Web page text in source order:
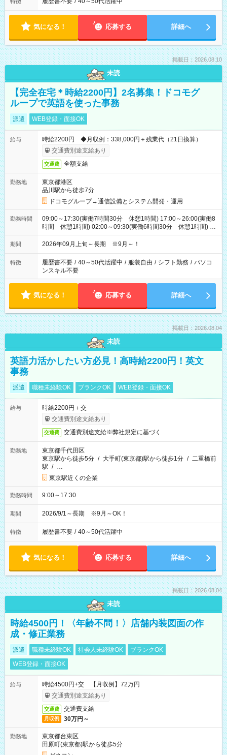
気になる！ 応募する 詳細へ
掲載日：2026.08.10
未読
【完全在宅＊時給2200円】2名募集！ドコモグ
ループで英語を使った事務
派遣 WEB登録・面接OK
給与
時給2200円 ◆月収例：338,000円＋残業代（21日換算）
交通費別途支給あり
交通費 全額支給
勤務地
東京都港区
品川駅から徒歩7分
ドコモグループ→通信設備とシステム開発・運用
勤務時間
09:00～17:30(実働7時間30分 休憩1時間) 17:00～26:00(実働8
時間 休憩1時間) 02:00～09:30(実働6時間30分 休憩1時間) ※
日勤は就業時間1/夜勤は就業時間2.3を連続で行って頂きます
期間 2026年09月上旬～長期 ※9月～！
特徴 履歴書不要 / 40～50代活躍中 / 服装自由 / シフト勤務 / パソコ
ンスキル不要
気になる！ 応募する 詳細へ
掲載日：2026.08.04
未読
英語力活かしたい方必見！高時給2200円！英文
事務
派遣 職種未経験OK ブランクOK WEB登録・面接OK
給与
時給2200円＋交
交通費別途支給あり
交通費 交通費別途支給※弊社規定に基づく
勤務地
東京都千代田区
東京駅から徒歩5分 / 大手町(東京都)駅から徒歩1分 / 二重橋前
駅 / …
東京駅近くの企業
勤務時間 9:00～17:30
期間 2026/9/1～長期 ※9月～OK！
特徴 履歴書不要 / 40～50代活躍中
気になる！ 応募する 詳細へ
掲載日：2026.08.04
未読
時給4500円！〈年齢不問！〉店舗内装図面の作
成・修正業務
派遣 職種未経験OK 社会人未経験OK
ブランクOK
WEB登録・面接OK
給与
時給4500円+交 【月収例】72万円
交通費別途支給あり
交通費 交通費支給
月収例 30万円～
勤務地
東京都台東区
田原町(東京都)駅から徒歩5分